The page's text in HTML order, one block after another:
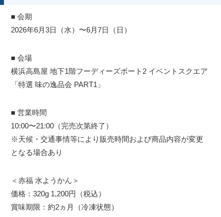
■ 会期
2026年6月3日（水）〜6月7日（日）
■ 会場
横浜高島屋 地下1階フーディーズポート2 イベントスクエア
「特選 味の逸品会 PART1」
■ 営業時間
10:00〜21:00（完売次第終了）
※天候・交通事情等により販売時間および商品内容が変更
となる場合あり
＜赤福 水ようかん＞
価格：320g 1,200円（税込）
賞味期限：約2ヵ月（冷凍状態）